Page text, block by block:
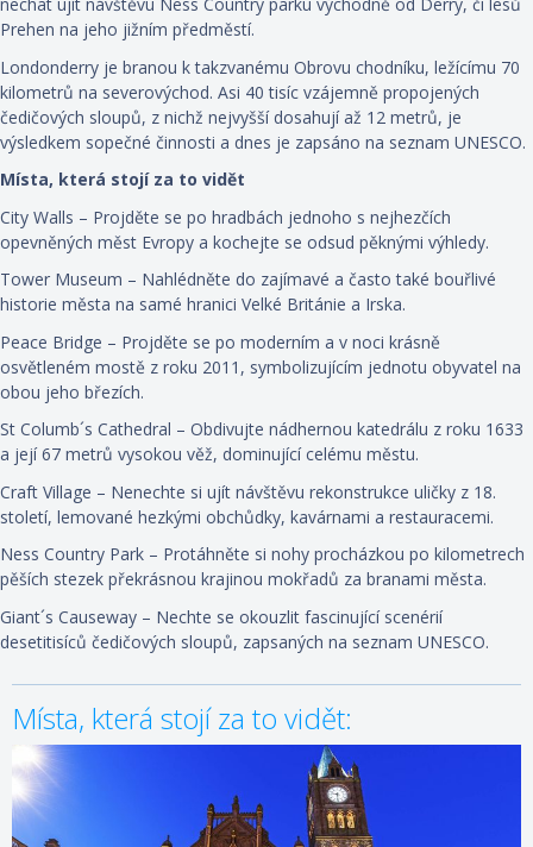
nechat ujít návštěvu Ness Country parku východně od Derry, či lesů
Prehen na jeho jižním předměstí.
Londonderry je branou k takzvanému Obrovu chodníku, ležícímu 70
kilometrů na severovýchod. Asi 40 tisíc vzájemně propojených
čedičových sloupů, z nichž nejvyšší dosahují až 12 metrů, je
výsledkem sopečné činnosti a dnes je zapsáno na seznam UNESCO.
Místa, která stojí za to vidět
City Walls – Projděte se po hradbách jednoho s nejhezčích
opevněných měst Evropy a kochejte se odsud pěknými výhledy.
Tower Museum – Nahlédněte do zajímavé a často také bouřlivé
historie města na samé hranici Velké Británie a Irska.
Peace Bridge – Projděte se po moderním a v noci krásně
osvětleném mostě z roku 2011, symbolizujícím jednotu obyvatel na
obou jeho březích.
St Columb´s Cathedral – Obdivujte nádhernou katedrálu z roku 1633
a její 67 metrů vysokou věž, dominující celému městu.
Craft Village – Nenechte si ujít návštěvu rekonstrukce uličky z 18.
století, lemované hezkými obchůdky, kavárnami a restauracemi.
Ness Country Park – Protáhněte si nohy procházkou po kilometrech
pěších stezek překrásnou krajinou mokřadů za branami města.
Giant´s Causeway – Nechte se okouzlit fascinující scenérií
desetitisíců čedičových sloupů, zapsaných na seznam UNESCO.
Místa, která stojí za to vidět: